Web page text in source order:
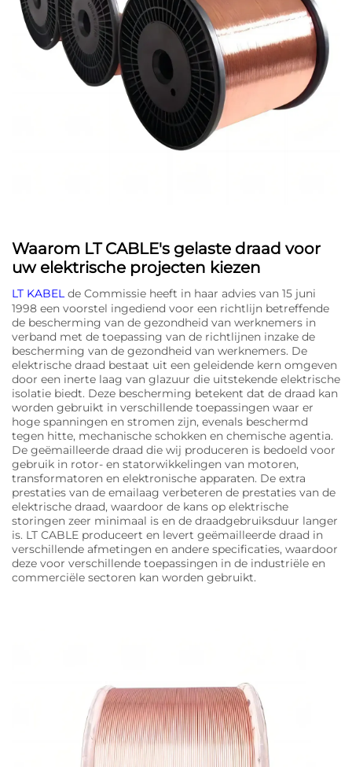
Waarom LT CABLE's gelaste draad voor
uw elektrische projecten kiezen
LT KABELde Commissie heeft in haar advies van 15 juni
1998 een voorstel ingediend voor een richtlijn betreffende
de bescherming van de gezondheid van werknemers in
verband met de toepassing van de richtlijnen inzake de
bescherming van de gezondheid van werknemers. De
elektrische draad bestaat uit een geleidende kern omgeven
door een inerte laag van glazuur die uitstekende elektrische
isolatie biedt. Deze bescherming betekent dat de draad kan
worden gebruikt in verschillende toepassingen waar er
hoge spanningen en stromen zijn, evenals beschermd
tegen hitte, mechanische schokken en chemische agentia.
De geëmailleerde draad die wij produceren is bedoeld voor
gebruik in rotor- en statorwikkelingen van motoren,
transformatoren en elektronische apparaten. De extra
prestaties van de emailaag verbeteren de prestaties van de
elektrische draad, waardoor de kans op elektrische
storingen zeer minimaal is en de draadgebruiksduur langer
is. LT CABLE produceert en levert geëmailleerde draad in
verschillende afmetingen en andere specificaties, waardoor
deze voor verschillende toepassingen in de industriële en
commerciële sectoren kan worden gebruikt.